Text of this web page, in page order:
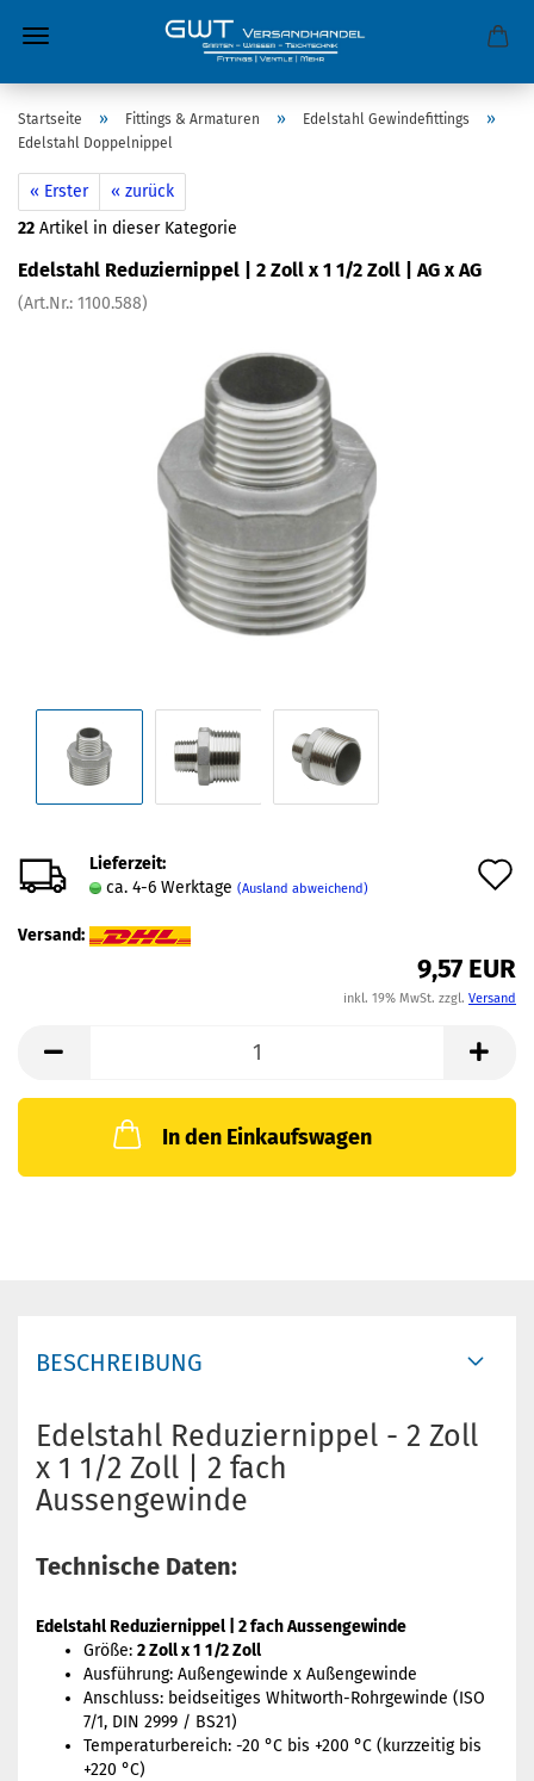
Startseite » Fittings & Armaturen » Edelstahl Gewindefittings »
Edelstahl Doppelnippel
« Erster
« zurück
22 Artikel in dieser Kategorie
Edelstahl Reduziernippel | 2 Zoll x 1 1/2 Zoll | AG x AG
(Art.Nr.: 1100.588)
Lieferzeit:
ca. 4-6 Werktage (Ausland abweichend)
Versand:
9,57 EUR
inkl. 19% MwSt. zzgl. Versand
In den Einkaufswagen
BESCHREIBUNG
Edelstahl Reduziernippel - 2 Zoll
x 1 1/2 Zoll | 2 fach
Aussengewinde
Technische Daten:
Edelstahl Reduziernippel | 2 fach Aussengewinde
Größe: 2 Zoll x 1 1/2 Zoll
Ausführung: Außengewinde x Außengewinde
Anschluss: beidseitiges Whitworth-Rohrgewinde (ISO
7/1, DIN 2999 / BS21)
Temperaturbereich: -20 °C bis +200 °C (kurzzeitig bis
+220 °C)